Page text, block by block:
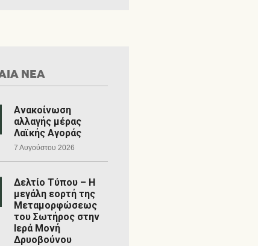
ΝΕΑ
Ανακοίνωση
αλλαγής μέρας
Λαϊκής Αγοράς
7 Αυγούστου 2026
Δελτίο Τύπου – Η
μεγάλη εορτή της
Μεταμορφώσεως
του Σωτήρος στην
Ιερά Μονή
Δρυοβούνου